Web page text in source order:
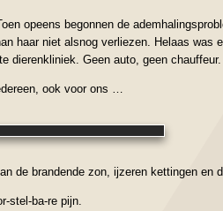
opeens begonnen de
haar niet alsnog verliezen. Helaas was
dierenkliniek. Geen auto, geen
ook voor ons …
de brandende zon, ijzeren kettingen en
stel-ba-re pijn.